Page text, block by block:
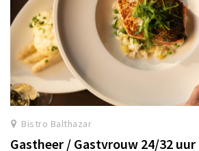
Bistro Balthazar
Gastheer / Gastvrouw 24/32 uur